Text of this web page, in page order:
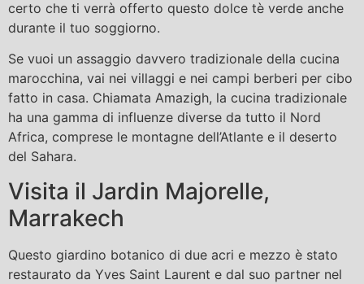
certo che ti verrà offerto questo dolce tè verde anche
durante il tuo soggiorno.
Se vuoi un assaggio davvero tradizionale della cucina
marocchina, vai nei villaggi e nei campi berberi per cibo
fatto in casa. Chiamata Amazigh, la cucina tradizionale
ha una gamma di influenze diverse da tutto il Nord
Africa, comprese le montagne dell’Atlante e il deserto
del Sahara.
Visita il Jardin Majorelle,
Marrakech
Questo giardino botanico di due acri e mezzo è stato
restaurato da Yves Saint Laurent e dal suo partner nel